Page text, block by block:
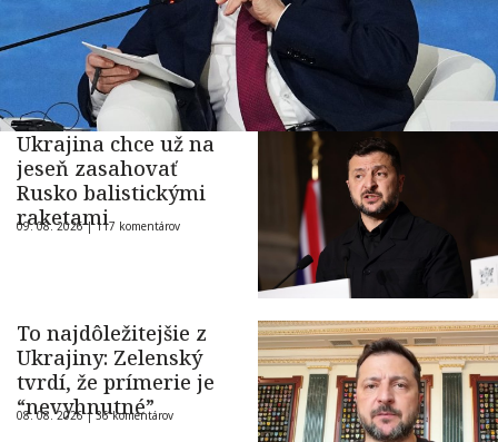
Ukrajina chce už na
jeseň zasahovať
Rusko balistickými
raketami
09. 08. 2026 |117 komentárov
To najdôležitejšie z
Ukrajiny: Zelenský
tvrdí, že prímerie je
“nevyhnutné”
08. 08. 2026 |36 komentárov